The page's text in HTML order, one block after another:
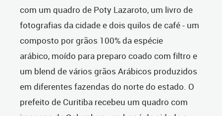
com um quadro de Poty Lazaroto, um livro de
fotografias da cidadee dois quilos de café - um
composto por grãos 100% da espécie
arábico, moído para preparo coado com filtro e
um blend de vários grãos Arábicos produzidos
em diferentes fazendas do norte do estado. O
prefeito de Curitiba recebeu um quadro com